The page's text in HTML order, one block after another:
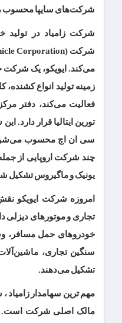
شرکت‌های سایپا
شرکت زامیاد در تولید
شرکت (Iveco – Industrial Vehicle Corporation)
می‌کند. ایویکو، یک شرکت
زمینه تولید انواع
فعالیت می‌کند، دفتر
تورین ایتالیا قرار دارد.
سی ‌ان ‌اچ محسوب
چند شرکت اروپایی از جمله
یونیک و ماگیروس تشکیل
امروزه شرکت ایویکو
تجاری و موتورهای دیزلی
خودروهای حمل مسافر،
تشکیل می‌دهند.
مالک اصلی شرکت است.